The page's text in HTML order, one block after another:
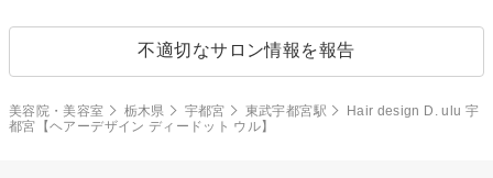
不適切なサロン情報を報告
美容院・美容室 栃木県 宇都宮 東武宇都宮駅
Hair design D. ulu 宇
都宮【ヘアーデザイン ディードット ウル】